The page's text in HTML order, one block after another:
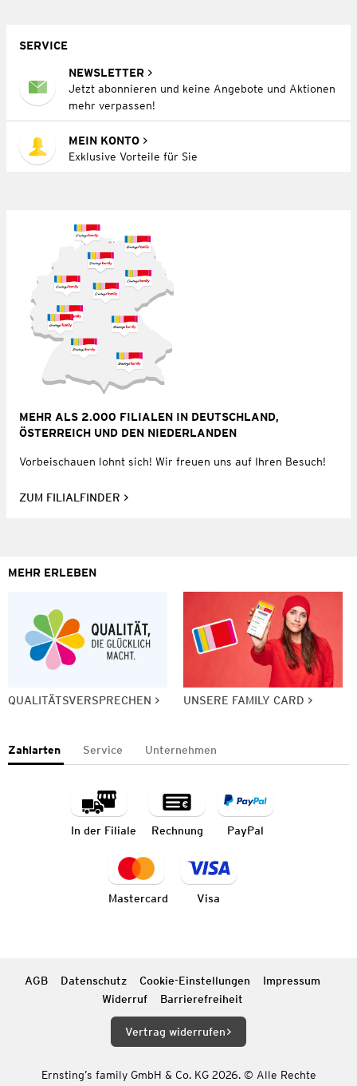
SERVICE
NEWSLETTER
Jetzt abonnieren und keine Angebote und Aktionen
mehr verpassen!
MEIN KONTO
Exklusive Vorteile für Sie
MEHR ALS 2.000 FILIALEN IN DEUTSCHLAND,
ÖSTERREICH UND DEN NIEDERLANDEN
Vorbeischauen lohnt sich! Wir freuen uns auf Ihren Besuch!
ZUM FILIALFINDER
MEHR ERLEBEN
QUALITÄTSVERSPRECHEN UNSERE FAMILY CARD
Zahlarten Service Unternehmen
In der Filiale Rechnung PayPal
Mastercard Visa
AGB Datenschutz Cookie-Einstellungen
Impressum
Widerruf
Barrierefreiheit
Vertrag widerrufen
Ernsting’s family GmbH & Co. KG 2026. © Alle Rechte